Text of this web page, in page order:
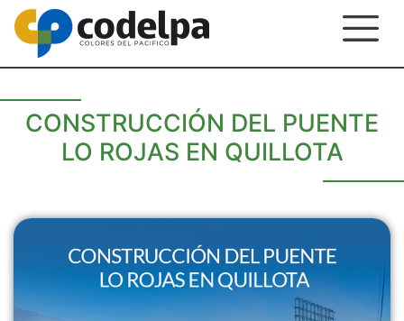
CONSTRUCCIÓN DEL PUENTE
LO ROJAS EN QUILLOTA